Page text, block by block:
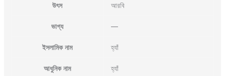
উৎস আরবি
ভাগ্য —
ইসলামিক নাম হ্যাঁ
আধুনিক নাম হ্যাঁ